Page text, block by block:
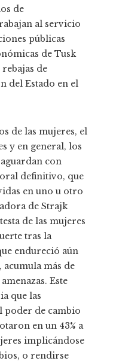
de
al servicio
públicas
de Tusk
de
del Estado en el
de las mujeres, el
y en general, los
con
definitivo, que
en uno u otro
de Strajk
de las mujeres
tras la
endureció aún
más de
Este
que las
poder de cambio
en un 43% a
implicándose
o rendirse